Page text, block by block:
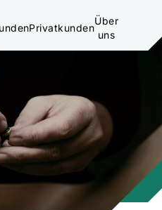
Privatkunden
Über
uns